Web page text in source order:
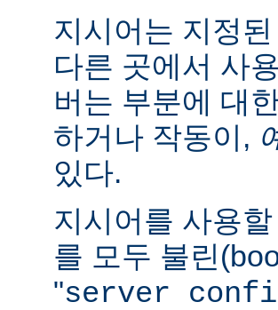
지시어는 지정
다른 곳에서 사
버는 부분에 대
하거나 작동이,
있다.
지시어를 사용
를 모두 불린
"server